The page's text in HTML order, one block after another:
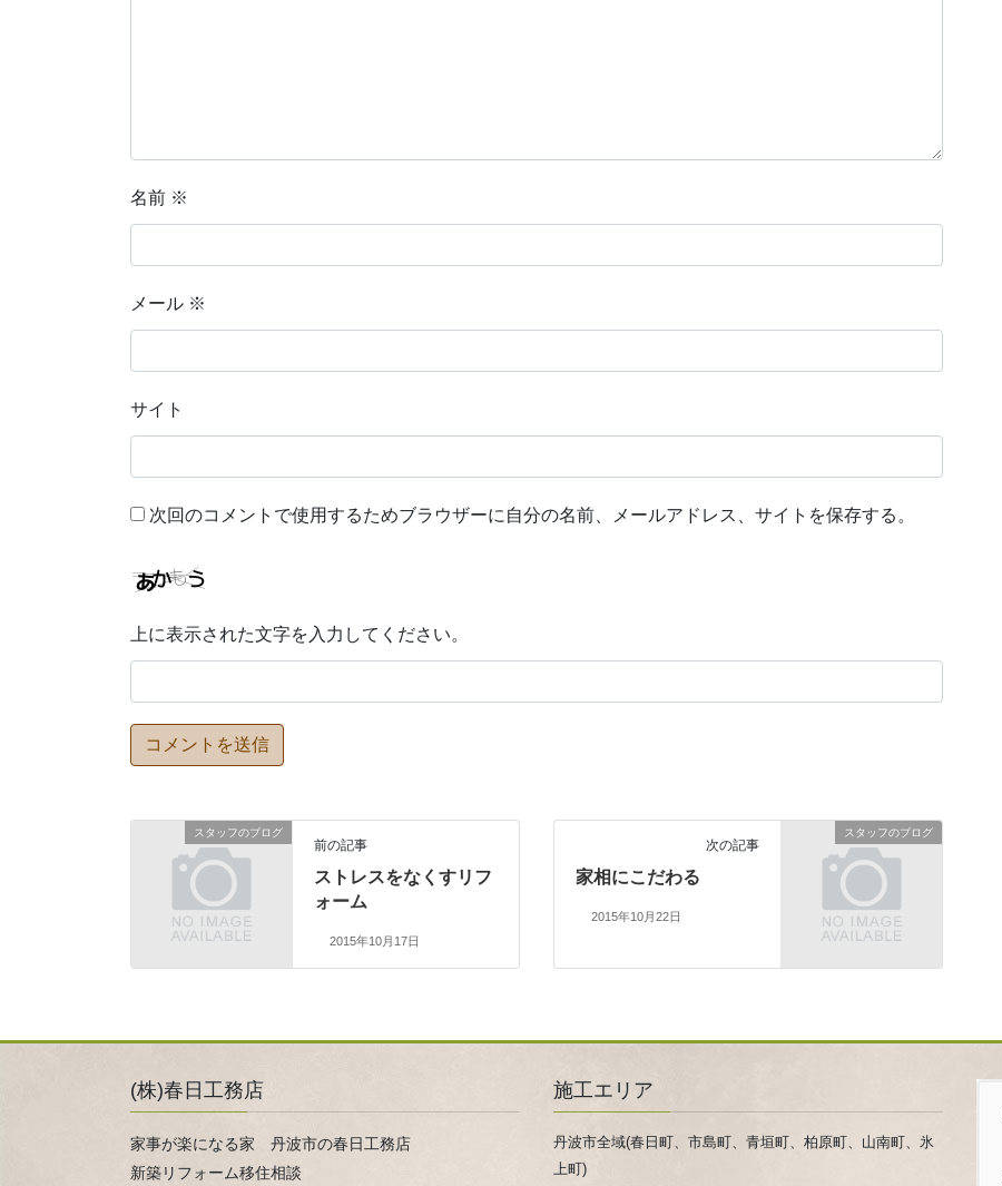
名前 ※
メール ※
サイト
次回のコメントで使用するためブラウザーに自分の名前、メールアドレス、サイトを保存する。
上に表示された文字を入力してください。
スタッフのブログ
前の記事
ストレスをなくすリフ
ォーム
2015年10月17日
スタッフのブログ
次の記事
家相にこだわる
2015年10月22日
(株)春日工務店
家事が楽になる家 丹波市の春日工務店
新築リフォーム移住相談
施工エリア
丹波市全域(春日町、市島町、青垣町、柏原町、山南町、氷
上町)